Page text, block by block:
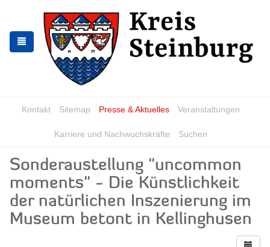
springen
springen
Kontakt Sitemap Presse & Aktuelles Veranstaltungen
Karriere und Nachwuchskräfte Suchen
Sonderaustellung "uncommon
moments" - Die Künstlichkeit
der natürlichen Inszenierung im
Museum betont in Kellinghusen